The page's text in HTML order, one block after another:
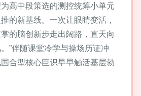
高中段策选的测控统筹小单元
的新基线。一次让眼睛变活，
的脑创新步走出阔路，直天向
”伴随课堂冷学与操场历证冲
合型核心巨识早早触活基层勃